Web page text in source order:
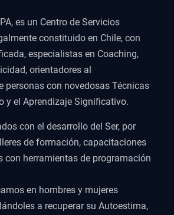
es un Centro de Servicios
constituido en Chile, con
especialistas en Coaching,
orientadores al
personas con novedosas Técnicas
y el Aprendizaje Significativo.
con el desarrollo del Ser, por
de formación, capacitaciones
con herramientas de programación
en hombres y mujeres
a recuperar su Autoestima,